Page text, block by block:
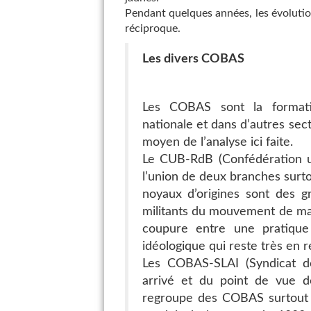
Pendant quelques années, les
réciproque.
Les divers COBAS
Les COBAS sont la
nationale et dans d’autres
moyen de l’analyse ici faite.
Le CUB-RdB
l’union de deux branches
noyaux d’origines sont des
militants du mouvement de
coupure entre une
idéologique qui reste très en
Les COBAS-SLAI (Syndicat
arrivé et du point de vue
regroupe des COBAS